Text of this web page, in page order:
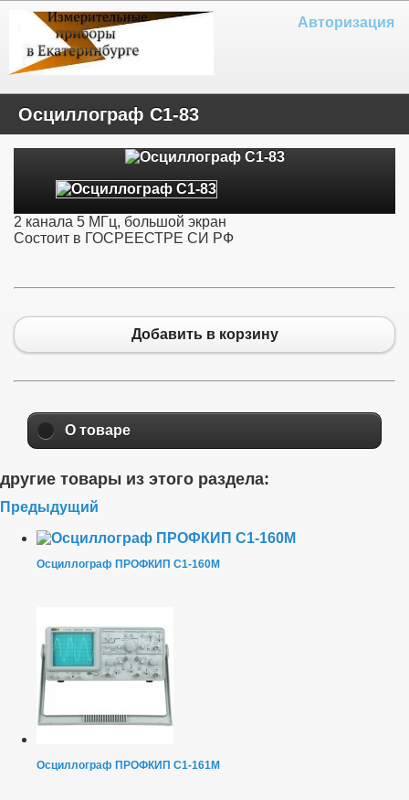
Авторизация
Осциллограф С1-83
2 канала 5 МГц, большой экран
Состоит в ГОСРЕЕСТРЕ СИ РФ
Добавить в корзину
О товаре
другие товары из этого раздела:
Предыдущий
Осциллограф ПРОФКИП С1-160М
Осциллограф ПРОФКИП С1-161М